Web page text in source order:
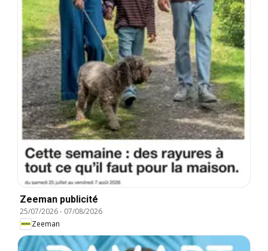
Zeeman publicité
25/07/2026- 07/08/2026
Zeeman